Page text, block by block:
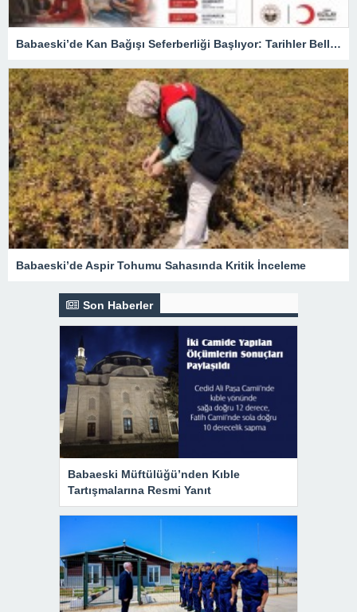
Babaeski’de Kan Bağışı Seferberliği Başlıyor: Tarihler Belli Oldu
Babaeski’de Aspir Tohumu Sahasında Kritik İnceleme
Son Haberler
Babaeski Müftülüğü’nden Kıble
Tartışmalarına Resmi Yanıt